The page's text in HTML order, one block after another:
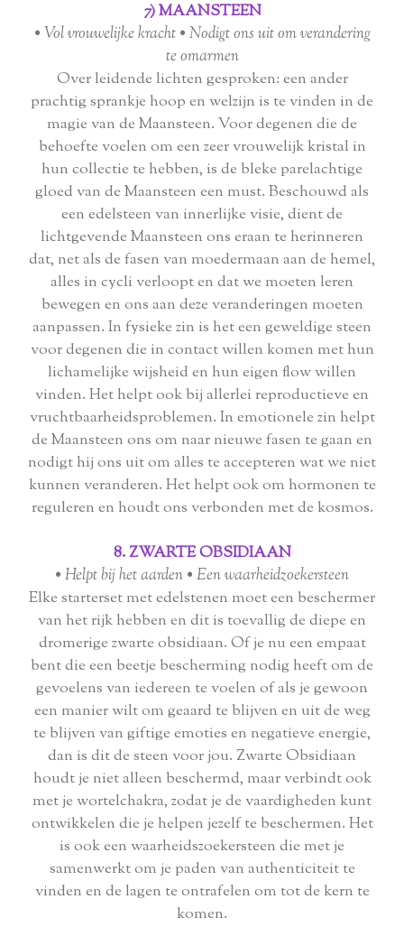
7) MAANSTEEN
• Vol vrouwelijke kracht • Nodigt ons uit om verandering
te omarmen
Over leidende lichten gesproken: een ander
prachtig sprankje hoop en welzijn is te vinden in de
magie van de Maansteen. Voor degenen die de
behoefte voelen om een zeer vrouwelijk kristal in
hun collectie te hebben, is de bleke parelachtige
gloed van de Maansteen een must. Beschouwd als
een edelsteen van innerlijke visie, dient de
lichtgevende Maansteen ons eraan te herinneren
dat, net als de fasen van moedermaan aan de hemel,
alles in cycli verloopt en dat we moeten leren
bewegen en ons aan deze veranderingen moeten
aanpassen. In fysieke zin is het een geweldige steen
voor degenen die in contact willen komen met hun
lichamelijke wijsheid en hun eigen flow willen
vinden. Het helpt ook bij allerlei reproductieve en
vruchtbaarheidsproblemen. In emotionele zin helpt
de Maansteen ons om naar nieuwe fasen te gaan en
nodigt hij ons uit om alles te accepteren wat we niet
kunnen veranderen. Het helpt ook om hormonen te
reguleren en houdt ons verbonden met de kosmos.
8. ZWARTE OBSIDIAAN
• Helpt bij het aarden • Een waarheidzoekersteen
Elke starterset met edelstenen moet een beschermer
van het rijk hebben en dit is toevallig de diepe en
dromerige zwarte obsidiaan. Of je nu een empaat
bent die een beetje bescherming nodig heeft om de
gevoelens van iedereen te voelen of als je gewoon
een manier wilt om geaard te blijven en uit de weg
te blijven van giftige emoties en negatieve energie,
dan is dit de steen voor jou. Zwarte Obsidiaan
houdt je niet alleen beschermd, maar verbindt ook
met je wortelchakra, zodat je de vaardigheden kunt
ontwikkelen die je helpen jezelf te beschermen. Het
is ook een waarheidszoekersteen die met je
samenwerkt om je paden van authenticiteit te
vinden en de lagen te ontrafelen om tot de kern te
komen.